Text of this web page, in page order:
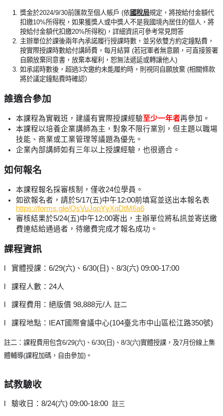
獎金於2024/9/30前匯款至個人帳戶 (依國稅局規定，將按給付金額代
扣繳10%所得稅， 如果獲獎人或中獎人不是我國境內居住的個人， 將
按給付金額代扣繳20%所得稅)，詳細資訊可參考常見問答
主辦單位於課後兩年內承諾履行授課時數，並另依雙方約定鐘點費，
按實際授課時數給付講師費，每月結算 (若冠軍者無意願，可直接簽署
自願放棄同意書，放棄本權利，恕無法遞延或轉讓他人)
如承諾時數後，超過3次邀約未能履約時，則視同自願放棄 (相關條款
將於議定鐘點費時確認）
誰適合參加
本課程為實戰班，建議有實際授課經驗至少一年者再參加。
本課程以培養企業講師為主，對象不限行業別，但主題以職場
技能、商業或工業管理等議題為優先。
企業內部講師如有三年以上授課經驗，也很適合。
如何報名
本課程報名採審核制，僅收24位學員。
如欲報名者，請於5/17(五)中午12:00前填寫並送出本報名表
https://forms.gle/QsVuJqpYyXqDtM6a6
審核結果於5/24(五)中午12:00寄出，主辦單位將私訊並寄送繳
費連結給通過者，待繳費完成才報名成功。
課程資訊
l   實體授課：6/29(六)、6/30(日)、8/3(六) 09:00-17:00
l   課程人數：24人
l   課程費用：絕版價 98,888元/人 註二
l   課程地點：IEAT國際會議中心(104臺北市中山區松江路350號)
註二：課程費用包含6/29(六)、6/30(日)、8/3(六)實體授課，及7月份線上集
體輔導(課程加碼，自由參加)。
試教驗收
l   驗收日：8/24(六) 09:00-18:00 註三